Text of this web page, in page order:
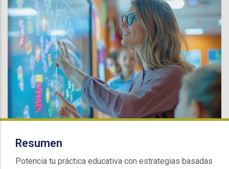
Resumen
Potencia tu práctica educativa con estrategias basadas